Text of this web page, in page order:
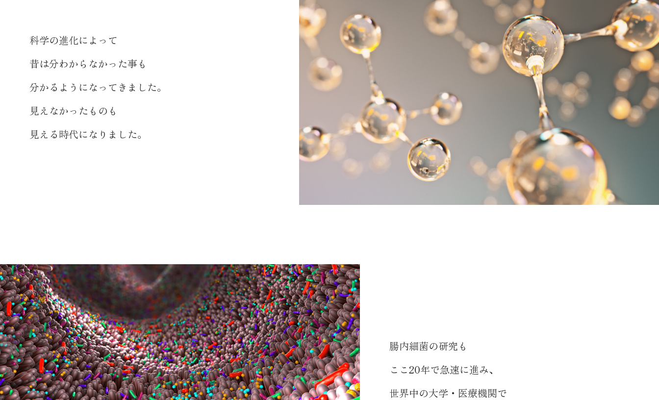
科学の進化によって
昔は分わからなかった事も
分かるようになってきました。
見えなかったものも
見える時代になりました。
腸内細菌の研究も
ここ20年で急速に進み、
世界中の大学・医療機関で